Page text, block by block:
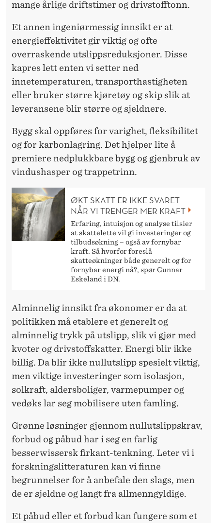
mange årlige driftstimer og drivstofftonn.
Et annen ingeniørmessig innsikt er at
energieffektivitet gir viktig og ofte
overraskende utslippsreduksjoner. Disse
kapres lett enten vi setter ned
innetemperaturen, transporthastigheten
eller bruker større kjøretøy og skip slik at
leveransene blir større og sjeldnere.
Bygg skal oppføres for varighet, fleksibilitet
og for karbonlagring. Det hjelper lite å
premiere nedplukkbare bygg og gjenbruk av
vindushasper og trappetrinn.
ØKT SKATT ER IKKE SVARET
NÅR VI TRENGER MER KRAFT
Erfaring, intuisjon og analyse tilsier
at skattelette vil gi investeringer og
tilbudsøkning – også av fornybar
kraft. Så hvorfor foreslå
skatteøkninger både generelt og for
fornybar energi nå?, spør Gunnar
Eskeland i DN.
Alminnelig innsikt fra økonomer er da at
politikken må etablere et generelt og
alminnelig trykk på utslipp, slik vi gjør med
kvoter og drivstoffskatter. Energi blir ikke
billig. Da blir ikke nullutslipp spesielt viktig,
men viktige investeringer som isolasjon,
solkraft, aldersboliger, varmepumper og
vedøks lar seg mobilisere uten famling.
Grønne løsninger gjennom nullutslippskrav,
forbud og påbud har i seg en farlig
besserwissersk firkant-tenkning. Leter vi i
forskningslitteraturen kan vi finne
begrunnelser for å anbefale den slags, men
de er sjeldne og langt fra allmenngyldige.
Et påbud eller et forbud kan fungere som et